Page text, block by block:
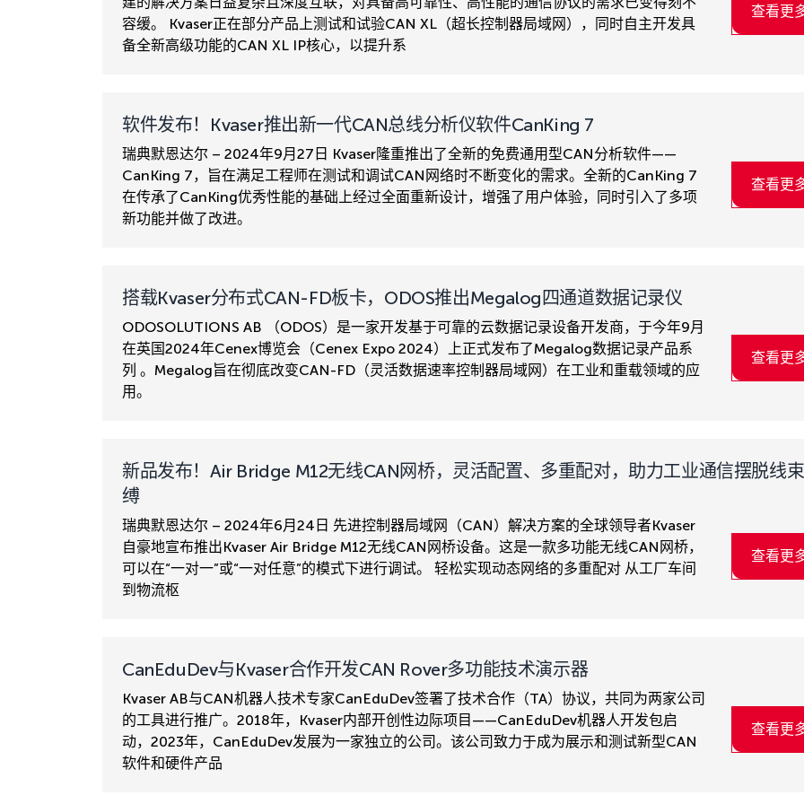
容缓。 Kvaser正在部分产品上测试和试验CAN XL（超长控制器局域网），同时自主开发具
备全新高级功能的CAN XL IP核心，以提升系
查看更
软件发布！Kvaser推出新一代CAN总线分析仪软件CanKing 7
瑞典默恩达尔 – 2024年9月27日 Kvaser隆重推出了全新的免费通用型CAN分析软件——
CanKing 7，旨在满足工程师在测试和调试CAN网络时不断变化的需求。全新的CanKing 7
在传承了CanKing优秀性能的基础上经过全面重新设计，增强了用户体验，同时引入了多项
新功能并做了改进。
查看更
搭载Kvaser分布式CAN-FD板卡，ODOS推出Megalog四通道数据记录仪
ODOSOLUTIONS AB （ODOS）是一家开发基于可靠的云数据记录设备开发商，于今年9月
在英国2024年Cenex博览会（Cenex Expo 2024）上正式发布了Megalog数据记录产品系
列 。Megalog旨在彻底改变CAN-FD（灵活数据速率控制器局域网）在工业和重载领域的应
用。
查看更
新品发布！Air Bridge M12无线CAN网桥，灵活配置、多重配对，助力工业通信摆脱线
缚
瑞典默恩达尔 – 2024年6月24日 先进控制器局域网（CAN）解决方案的全球领导者Kvaser
自豪地宣布推出Kvaser Air Bridge M12无线CAN网桥设备。这是一款多功能无线CAN网桥，
可以在“一对一”或“一对任意”的模式下进行调试。 轻松实现动态网络的多重配对 从工厂车间
到物流枢
查看更
CanEduDev与Kvaser合作开发CAN Rover多功能技术演示器
Kvaser AB与CAN机器人技术专家CanEduDev签署了技术合作（TA）协议，共同为两家公司
的工具进行推广。2018年，Kvaser内部开创性边际项目——CanEduDev机器人开发包启
动，2023年，CanEduDev发展为一家独立的公司。该公司致力于成为展示和测试新型CAN
软件和硬件产品
查看更